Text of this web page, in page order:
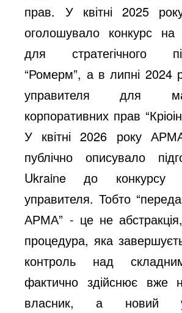
прав. У квітні 2025
оголошувало конкурс на
для стратегічного
“Ромерм”, а в липні 2024
управителя для
корпоративних прав “Кріоін
У квітні 2026 року
публічно описувало
Ukraine до конкурсу
управителя. Тобто
АРМА” - це не
процедура, яка
контроль над
фактично здійснює вже
власник, а новий